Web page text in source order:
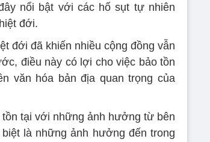
nổi bật với các hố sụt tự nhiên
đới.
đới đã khiến nhiều cộng đồng vẫn
điều này có lợi cho việc bảo tồn
văn hóa bản địa quan trọng của
tại với những ảnh hưởng từ bên
là những ảnh hưởng đến trong